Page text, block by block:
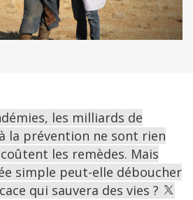
les milliards de
la prévention ne sont rien
les remèdes. Mais
simple peut-elle déboucher
qui sauvera des vies ?